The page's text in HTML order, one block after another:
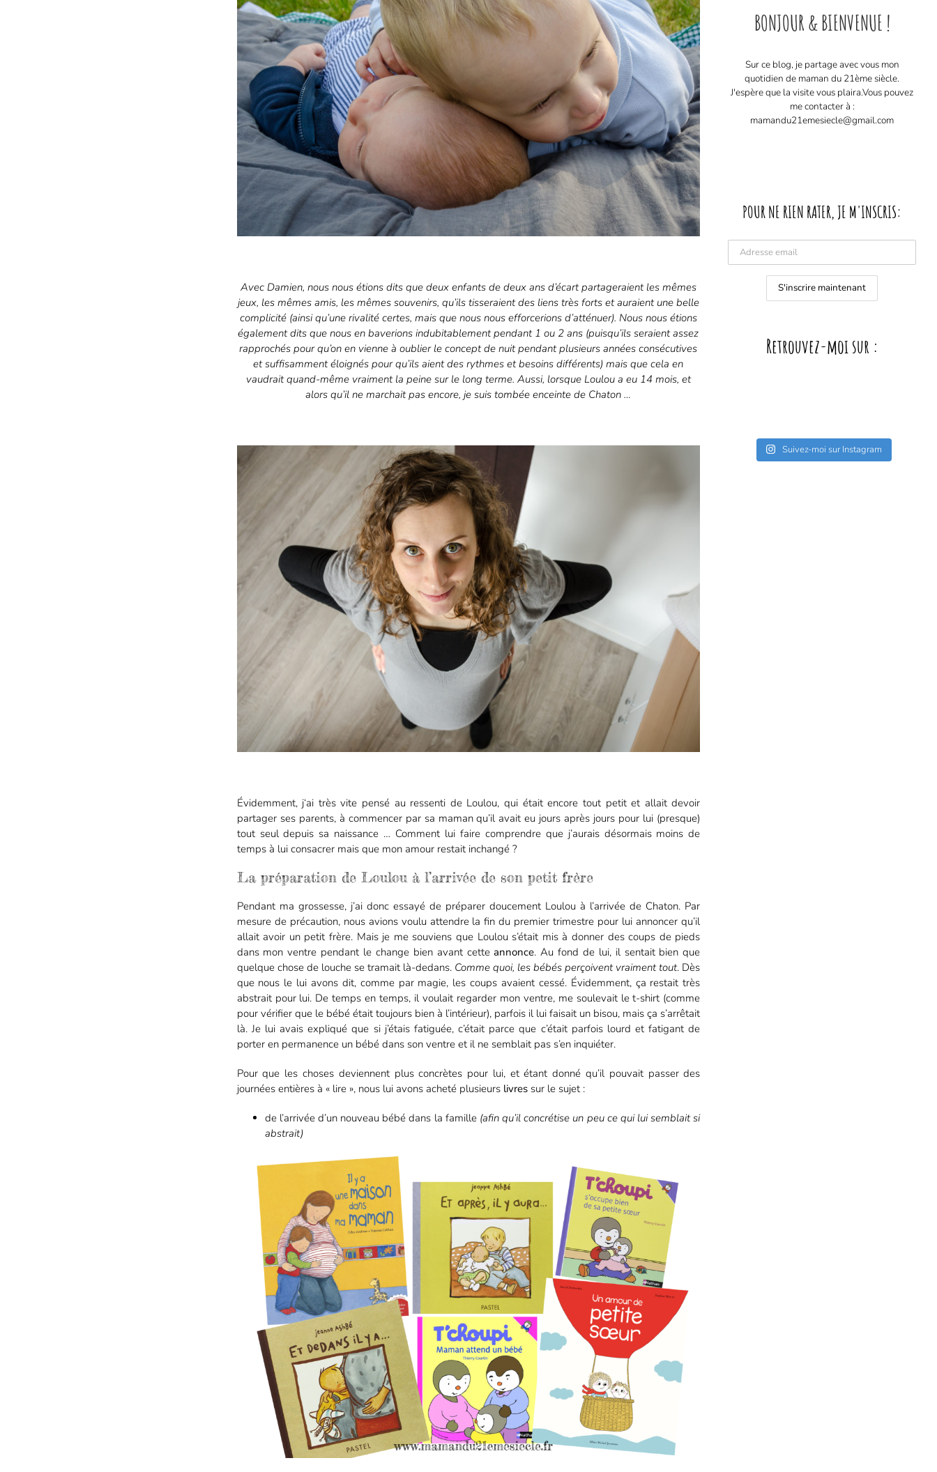
Avec Damien, nous nous étions dits que deux enfants de deux ans d’écart partageraient les mêmes
jeux, les mêmes amis, les mêmes souvenirs, qu’ils tisseraient des liens très forts et auraient une belle
complicité (ainsi qu’une rivalité certes, mais que nous nous efforcerions d’atténuer). Nous nous étions
également dits que nous en baverions indubitablement pendant 1 ou 2 ans (puisqu’ils seraient assez
rapprochés pour qu’on en vienne à oublier le concept de nuit pendant plusieurs années consécutives
et suffisamment éloignés pour qu’ils aient des rythmes et besoins différents) mais que cela en
vaudrait quand-même vraiment la peine sur le long terme. Aussi, lorsque Loulou a eu 14 mois, et
alors qu’il ne marchait pas encore, je suis tombée enceinte de Chaton …
Évidemment, j‘ai très vite pensé au ressenti de Loulou, qui était encore tout petit et allait devoir
partager ses parents, à commencer par sa maman qu’il avait eu jours après jours pour lui (presque)
tout seul depuis sa naissance … Comment lui faire comprendre que j’aurais désormais moins de
temps à lui consacrer mais que mon amour restait inchangé ?
La préparation de Loulou à l’arrivée de son petit frère
Pendant ma grossesse, j’ai donc essayé de préparer doucement Loulou à l’arrivée de Chaton. Par
mesure de précaution, nous avions voulu attendre la fin du premier trimestre pour lui annoncer qu’il
allait avoir un petit frère. Mais je me souviens que Loulou s’était mis à donner des coups de pieds
dans mon ventre pendant le change bien avant cetteannonce. Au fond de lui, il sentait bien que
quelque chose de louche se tramait là-dedans. Comme quoi, les bébés perçoivent vraiment tout. Dès
que nous le lui avons dit, comme par magie, les coups avaient cessé. Évidemment, ça restait très
abstrait pour lui. De temps en temps, il voulait regarder mon ventre, me soulevait le t-shirt (comme
pour vérifier que le bébé était toujours bien à l’intérieur), parfois il lui faisait un bisou, mais ça s’arrêtait
là. Je lui avais expliqué que si j’étais fatiguée, c’était parce que c’était parfois lourd et fatigant de
porter en permanence un bébé dans son ventre et il ne semblait pas s’en inquiéter.
Pour que les choses deviennent plus concrètes pour lui, et étant donné qu’il pouvait passer des
journées entières à « lire », nous lui avons acheté plusieurs livressur le sujet :
de l’arrivée d’un nouveau bébé dans la famille (afin qu’il concrétise un peu ce qui lui semblait si
abstrait)
BONJOUR & BIENVENUE !
Sur ce blog, je partage avec vous mon
quotidien de maman du 21ème siècle.
J'espère que la visite vous plaira. ​ Vous pouvez
me contacter à :
mamandu21emesiecle@gmail.com
POUR NE RIEN RATER, JE M'INSCRIS:
Retrouvez-moi sur :
Suivez-moi sur Instagram